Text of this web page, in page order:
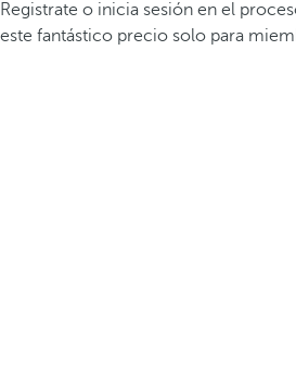
Registrate o inicia sesión en el
este fantástico precio solo para